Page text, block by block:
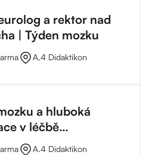
a rektor nad
| Týden mozku
A.4 Didaktikon
a hluboká
v léčbě
| Týden mozku
A.4 Didaktikon